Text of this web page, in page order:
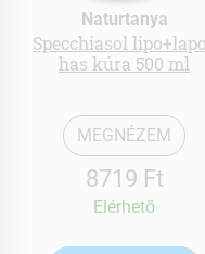
Naturtanya
Specchiasol
has kúra 500 ml
MEGNÉZEM
8719 Ft
Elérhetõ